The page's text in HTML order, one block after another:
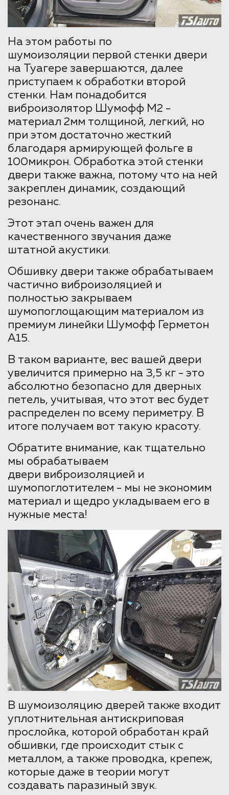
На этом работы по
шумоизоляции первой стенки двери
на Туагере завершаются, далее
приступаем к обработки второй
стенки. Нам понадобится
виброизолятор Шумофф М2 -
материал 2мм толщиной, легкий, но
при этом достаточно жесткий
благодаря армирующей фольге в
100микрон. Обработка этой стенки
двери также важна, потому что на ней
закреплен динамик, создающий
резонанс.
Этот этап очень важен для
качественного звучания даже
штатной акустики.
Обшивку двери также обрабатываем
частично виброизоляцией и
полностью закрываем
шумопоглощающим материалом из
премиум линейки Шумофф Герметон
А15.
В таком варианте, вес вашей двери
увеличится примерно на 3,5 кг - это
абсолютно безопасно для дверных
петель, учитывая, что этот вес будет
распределен по всему периметру. В
итоге получаем вот такую красоту.
Обратите внимание, как тщательно
мы обрабатываем
двери виброизоляцией и
шумопоглотителем - мы не экономим
материал и щедро укладываем его в
нужные места!
В шумоизоляцию дверей также входит
уплотнительная антискриповая
прослойка, которой обработан край
обшивки, где происходит стык с
металлом, а также проводка, крепеж,
которые даже в теории могут
создавать паразиный звук.